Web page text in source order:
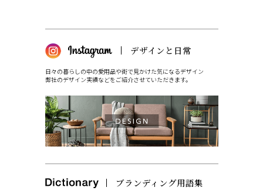
日々の暮らしの中の愛用品や街で見かけた気になるデザイン
弊社のデザイン実績などをご紹介させていただきます。